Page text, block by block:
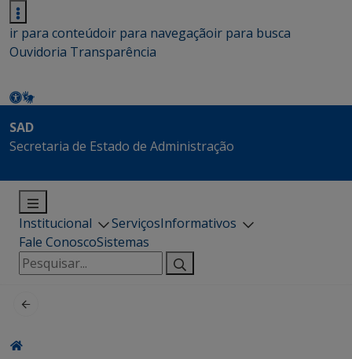
ir para conteúdoir para navegaçãoir para busca
Ouvidoria Transparência
SAD
Secretaria de Estado de Administração
Institucional ServiçosInformativos
Fale ConoscoSistemas
Pesquisar
por: